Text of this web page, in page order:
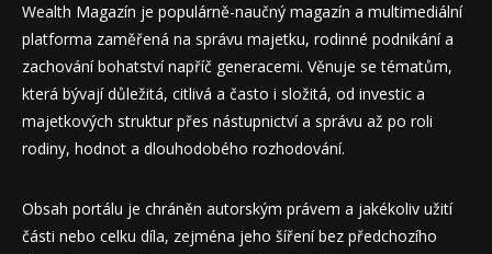
Wealth Magazín je populárně-naučný magazín a multimediální
platforma zaměřená na správu majetku, rodinné podnikání a
zachování bohatství napříč generacemi. Věnuje se tématům,
která bývají důležitá, citlivá a často i složitá, od investic a
majetkových struktur přes nástupnictví a správu až po roli
rodiny, hodnot a dlouhodobého rozhodování.
Obsah portálu je chráněn autorským právem a jakékoliv užití
části nebo celku díla, zejména jeho šíření bez předchozího